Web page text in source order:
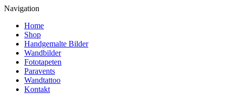
Navigation
Home
Shop
Handgemalte Bilder
Wandbilder
Fototapeten
Paravents
Wandtattoo
Kontakt